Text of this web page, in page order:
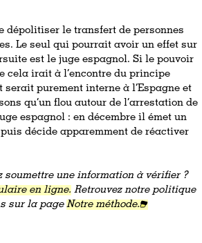
dépolitiser le transfert de personnes
Le seul qui pourrait avoir un effet sur
est le juge espagnol. Si le pouvoir
cela irait à l’encontre du principe
purement interne à l’Espagne et
qu’un flou autour de l’arrestation de
espagnol : en décembre il émet un
décide apparemment de réactiver
soumettre une information à vérifier ?
en ligne. Retrouvez notre politique
sur la pageNotre méthode.